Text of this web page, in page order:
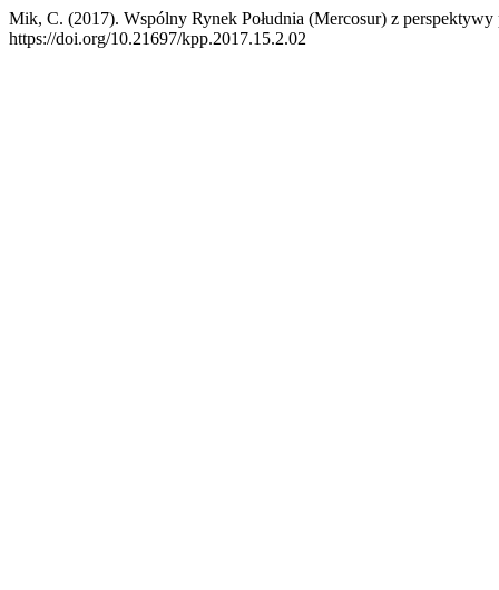
Mik, C. (2017). Wspólny Rynek Południa (Mercosur) z
https://doi.org/10.21697/kpp.2017.15.2.02